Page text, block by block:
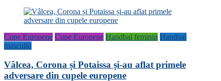
Cupe Europene Cupe Europene Handbal feminin Handbal
masculin
Vâlcea, Corona și Potaissa și-au aflat primele
adversare din cupele europene